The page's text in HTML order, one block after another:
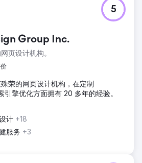
Group Inc.
页设计机构。
5
荣的网页设计机构，在定制
擎优化方面拥有 20 多年的经验。
计 +18
服务 +3